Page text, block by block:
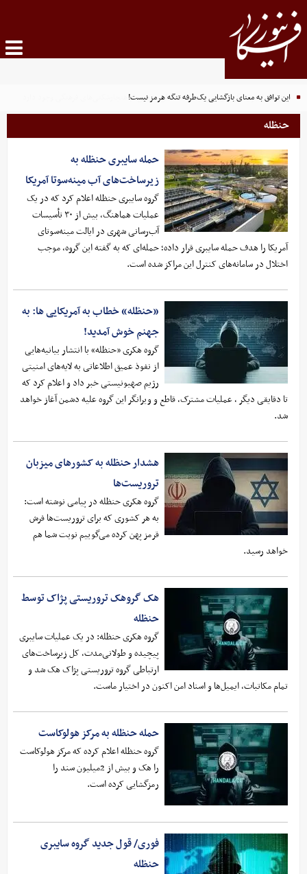
این توافق به معنای بازگشایی یک‌طرفه تنگه هرمز نیست!
حنظله
حمله سایبری حنظله به
زیرساخت‌های آب مینه‌سوتا آمریکا
گروه سایبری حنظله اعلام کرد که در یک
عملیات هماهنگ، بیش از ۳۰ تأسیسات
آب‌رسانی شهری در ایالت مینه‌سوتای
آمریکا را هدف حمله سایبری قرار داده؛ حمله‌ای که به گفته این گروه، موجب
اختلال در سامانه‌های کنترل این مراکز شده است.
«حنظله» خطاب به آمریکایی ها: به
جهنم خوش آمدید!
گروه هکری «حنظله» با انتشار بیانیه‌هایی
از نفوذ عمیق اطلاعاتی به لایه‌های امنیتی
رژیم صهیونیستی خبر داد و اعلام کرد که
تا دقایقی دیگر ، عملیات مشترک، قاطع و ویرانگر این گروه علیه دشمن آغاز خواهد
شد.
هشدار حنظله به کشور‌های میزبان
تروریست‌ها
گروه هکری حنظله در پیامی نوشته است:
به هر کشوری که برای تروریست‌ها فرش
قرمز پهن کرده می‌گوییم نوبت شما هم
خواهد رسید.
هک گروهک تروریستی پژاک توسط
حنظله
گروه هکری حنظله: در یک عملیات سایبری
پیچیده و طولانی‌مدت، کل زیرساخت‌های
ارتباطی گروه تروریستی پژاک هک شد و
تمام مکاتبات، ایمیل‌ها و اسناد امن اکنون در اختیار ماست.
حمله حنظله به مرکز هولوکاست
گروه حنظله اعلام کرده که مرکز هولوکاست
را هک و بیش از 2میلیون سند را
رمزگشایی کرده است.
فوری/ قول جدید گروه سایبری
حنظله